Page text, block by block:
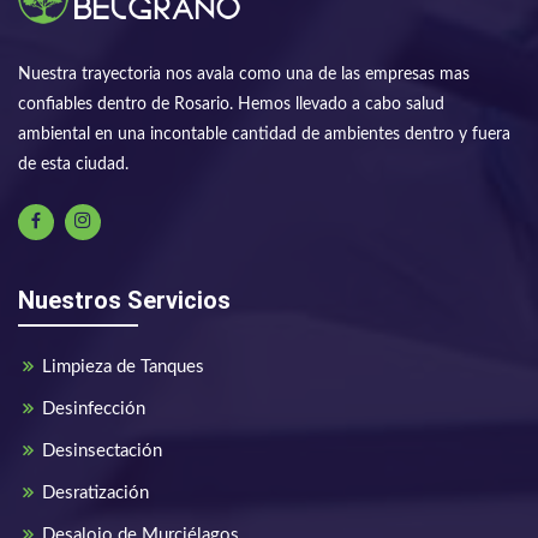
Nuestra trayectoria nos avala como una de las empresas mas
confiables dentro de Rosario. Hemos llevado a cabo salud
ambiental en una incontable cantidad de ambientes dentro y fuera
de esta ciudad.
Nuestros Servicios
Limpieza de Tanques
Desinfección
Desinsectación
Desratización